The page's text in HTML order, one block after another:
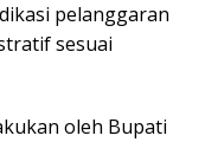
pelanggaran
sesuai
oleh Bupati